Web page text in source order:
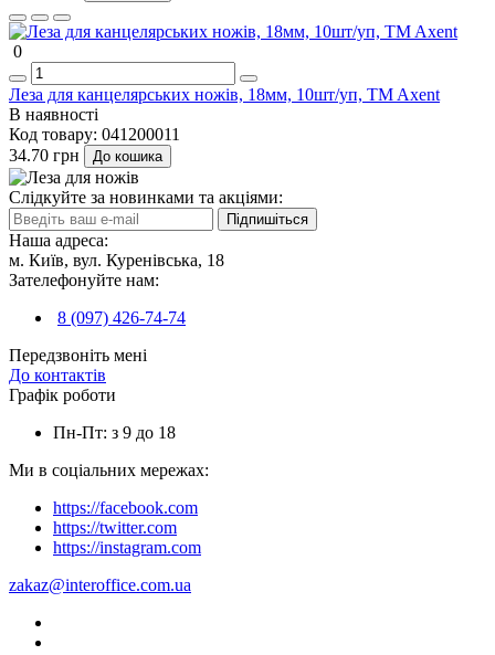
0
Леза для канцелярських ножів, 18мм, 10шт/уп, TM Axent
В наявності
Код товару: 041200011
34.70 грн
До кошика
Слідкуйте за новинками та акціями:
Підпишіться
Наша адреса:
м. Київ, вул. Куренівська, 18
Зателефонуйте нам:
8 (097) 426-74-74
Передзвоніть мені
До контактів
Графік роботи
Пн-Пт: з 9 до 18
Ми в соціальних мережах:
https://facebook.com
https://twitter.com
https://instagram.com
zakaz@interoffice.com.ua